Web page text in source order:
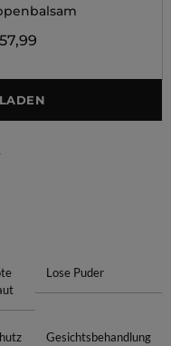
Lose Puder
Gesichtsbehandlung